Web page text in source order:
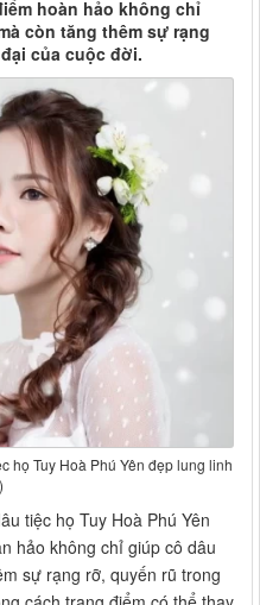
hoàn hảo không chỉ
còn tăng thêm sự rạng
của cuộc đời.
họ Tuy Hoà Phú Yên đẹp lung linh
tiệc họ Tuy Hoà Phú Yên
hảo không chỉ giúp cô dâu
sự rạng rỡ, quyến rũ trong